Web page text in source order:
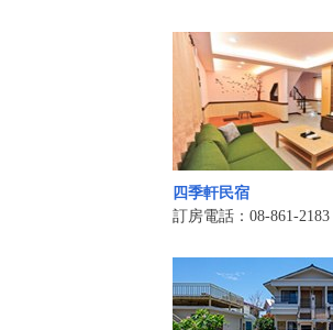
四季軒民宿
訂房電話：08-861-2183